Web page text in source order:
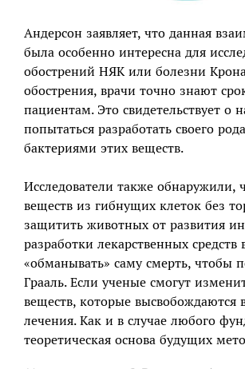
Андерсон заявляет, что данная
была особенно интересна для
обострений НЯК или болезни
обострения, врачи точно знают
пациентам. Это свидетельствует о
попытаться разработать своего
бактериями этих веществ.
Исследователи также обнаружили,
веществ из гибнущих клеток без
защитить животных от развития
разработки лекарственных
«обманывать» саму смерть, чтобы
Грааль. Если ученые смогут
веществ, которые высвобождаются
лечения. Как и в случае любого
теоретическая основа будущих